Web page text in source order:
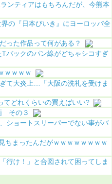
ンティアはもちろんだが、今熊本
の『日本びいき』にヨーロッパ全
った作品って何がある？
Tバックのパン線がどちゃシコすぎ
ｗｗｗｗ
て大炎上…「大阪の洗礼を受けま
てどれくらいの買えばいい?
その３
ショートスリーパーでない事がバ
ちまったんだがｗｗｗｗｗｗｗｗ
行け！」と合図されて困ってしま